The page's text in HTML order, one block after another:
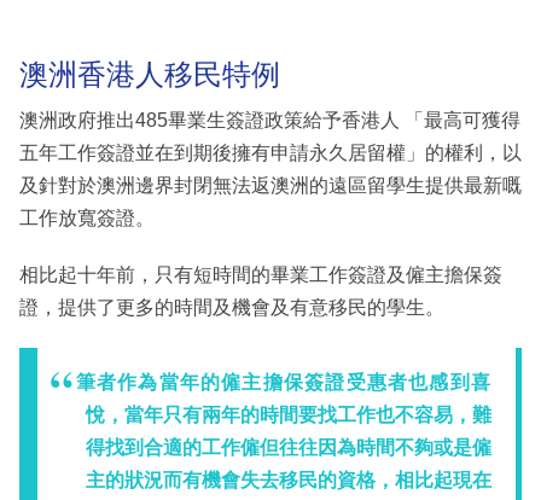
澳洲香港人移民特例
澳洲政府推出485畢業生簽證政策給予香港人 「最高可獲得
五年工作簽證並在到期後擁有申請永久居留權」的權利，以
及針對於澳洲邊界封閉無法返澳洲的遠區留學生提供最新嘅
工作放寬簽證。
相比起十年前，只有短時間的畢業工作簽證及僱主擔保簽
證，提供了更多的時間及機會及有意移民的學生。
筆者作為當年的僱主擔保簽證受惠者也感到喜
悅，當年只有兩年的時間要找工作也不容易，難
得找到合適的工作僱但往往因為時間不夠或是僱
主的狀況而有機會失去移民的資格，相比起現在